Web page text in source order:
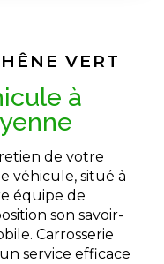
VERT
véhicule, situé à
équipe de
son savoir-
Carrosserie
service efficace